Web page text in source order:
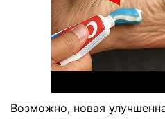
Возможно, новая